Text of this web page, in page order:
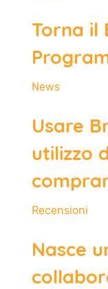
Torna il
News
Usare
utilizzo
Recensioni
Nasce